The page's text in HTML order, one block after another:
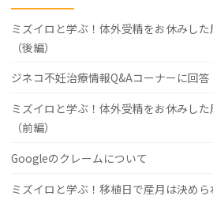
ミズイロと学ぶ！体外受精をお休みし
（後編）
ジネコ不妊治療情報Q&Aコーナーに回答
ミズイロと学ぶ！体外受精をお休みし
（前編）
Googleのクレームについて
ミズイロと学ぶ！移植日で産月は決めら